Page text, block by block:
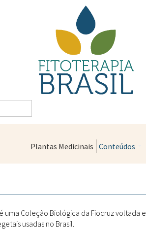
Plantas Medicinais Conteúdos
Farmácias
uma Coleção Biológica da Fiocruz
usadas no Brasil.